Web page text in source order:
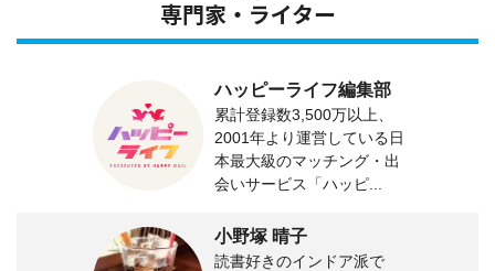
専門家・ライター
ハッピーライフ編集部
累計登録数3,500万以上、
2001年より運営している日
本最大級のマッチング・出
会いサービス「ハッピ...
小野塚 晴子
読書好きのインドア派で